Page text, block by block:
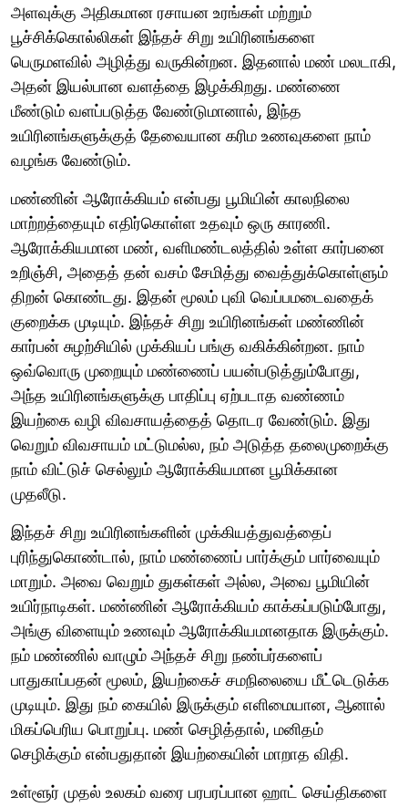
அளவுக்கு அதிகமான ரசாயன உரங்கள் மற்றும்
பூச்சிக்கொல்லிகள் இந்தச் சிறு உயிரினங்களை
பெருமளவில் அழித்து வருகின்றன. இதனால் மண் மலடாகி,
அதன் இயல்பான வளத்தை இழக்கிறது. மண்ணை
மீண்டும் வளப்படுத்த வேண்டுமானால், இந்த
உயிரினங்களுக்குத் தேவையான கரிம உணவுகளை நாம்
வழங்க வேண்டும்.
மண்ணின் ஆரோக்கியம் என்பது பூமியின் காலநிலை
மாற்றத்தையும் எதிர்கொள்ள உதவும் ஒரு காரணி.
ஆரோக்கியமான மண், வளிமண்டலத்தில் உள்ள கார்பனை
உறிஞ்சி, அதைத் தன் வசம் சேமித்து வைத்துக்கொள்ளும்
திறன் கொண்டது. இதன் மூலம் புவி வெப்பமடைவதைக்
குறைக்க முடியும். இந்தச் சிறு உயிரினங்கள் மண்ணின்
கார்பன் சுழற்சியில் முக்கியப் பங்கு வகிக்கின்றன. நாம்
ஒவ்வொரு முறையும் மண்ணைப் பயன்படுத்தும்போது,
அந்த உயிரினங்களுக்கு பாதிப்பு ஏற்படாத வண்ணம்
இயற்கை வழி விவசாயத்தைத் தொடர வேண்டும். இது
வெறும் விவசாயம் மட்டுமல்ல, நம் அடுத்த தலைமுறைக்கு
நாம் விட்டுச் செல்லும் ஆரோக்கியமான பூமிக்கான
முதலீடு.
இந்தச் சிறு உயிரினங்களின் முக்கியத்துவத்தைப்
புரிந்துகொண்டால், நாம் மண்ணைப் பார்க்கும் பார்வையும்
மாறும். அவை வெறும் துகள்கள் அல்ல, அவை பூமியின்
உயிர்நாடிகள். மண்ணின் ஆரோக்கியம் காக்கப்படும்போது,
அங்கு விளையும் உணவும் ஆரோக்கியமானதாக இருக்கும்.
நம் மண்ணில் வாழும் அந்தச் சிறு நண்பர்களைப்
பாதுகாப்பதன் மூலம், இயற்கைச் சமநிலையை மீட்டெடுக்க
முடியும். இது நம் கையில் இருக்கும் எளிமையான, ஆனால்
மிகப்பெரிய பொறுப்பு. மண் செழித்தால், மனிதம்
செழிக்கும் என்பதுதான் இயற்கையின் மாறாத விதி.
உள்ளூர் முதல் உலகம் வரை பரபரப்பான ஹாட் செய்திகளை